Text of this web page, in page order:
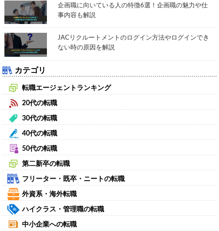
企画職に向いている人の特徴6選！企画職の魅力や仕
事内容も解説
JACリクルートメントのログイン方法やログインでき
ない時の原因を解説
カテゴリ
転職エージェントランキング
20代の転職
30代の転職
40代の転職
50代の転職
第二新卒の転職
フリーター・既卒・ニートの転職
外資系・海外転職
ハイクラス・管理職の転職
中小企業への転職